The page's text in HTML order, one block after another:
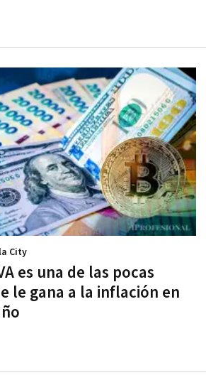
es una de las pocas
le gana a la inflación en
City